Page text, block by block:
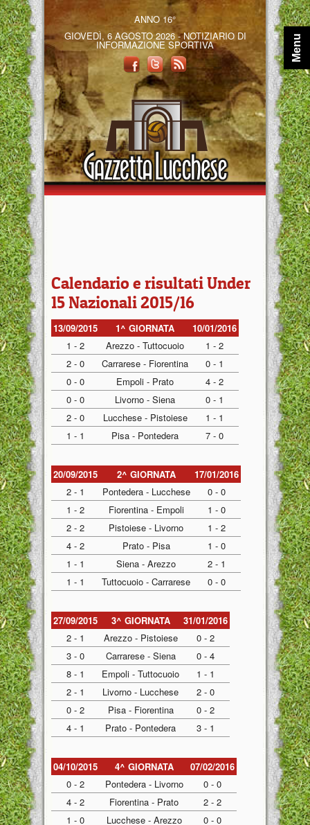
ANNO 16°
GIOVEDÌ, 6 AGOSTO 2026 - NOTIZIARIO DI
INFORMAZIONE SPORTIVA
Calendario e risultati Under
15 Nazionali 2015/16
13/09/2015 1^ GIORNATA
10/01/2016
1 - 2
Arezzo - Tuttocuoio
1 - 2
2 - 0
Carrarese - Fiorentina
0 - 1
0 - 0
Empoli - Prato
4 - 2
0 - 0
Livorno - Siena
0 - 1
2 - 0
Lucchese - Pistoiese
1 - 1
1 - 1
Pisa - Pontedera 7 - 0
20/09/2015 2^ GIORNATA
17/01/2016
2 - 1
Pontedera - Lucchese
0 - 0
1 - 2
Fiorentina - Empoli
1 - 0
2 - 2
Pistoiese - Livorno
1 - 2
4 - 2
Prato - Pisa
1 - 0
1 - 1
Siena - Arezzo
2 - 1
1 - 1
Tuttocuoio - Carrarese 0 - 0
27/09/2015 3^ GIORNATA
31/01/2016
2 - 1
Arezzo - Pistoiese
0 - 2
3 - 0
Carrarese - Siena
0 - 4
8 - 1
Empoli - Tuttocuoio
1 - 1
2 - 1
Livorno - Lucchese
2 - 0
0 - 2
Pisa - Fiorentina
0 - 2
4 - 1
Prato - Pontedera 3 - 1
04/10/2015 4^ GIORNATA
07/02/2016
0 - 2
Pontedera - Livorno
0 - 0
4 - 2
Fiorentina - Prato
2 - 2
1 - 0
Lucchese - Arezzo
0 - 0
Menu